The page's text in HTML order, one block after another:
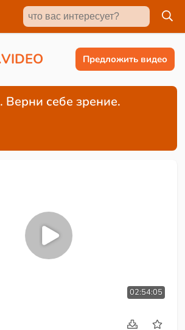
VIDEO Предложить видео
себе зрение.
02:54:05